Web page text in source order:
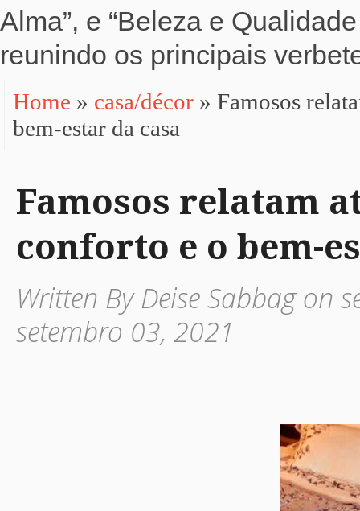
Alma”, e “Beleza e
reunindo os principais
Home » casa/décor » Famosos
bem-estar da casa
Famosos relatam
conforto e o bem-
Written By Deise Sabbag on
setembro 03, 2021